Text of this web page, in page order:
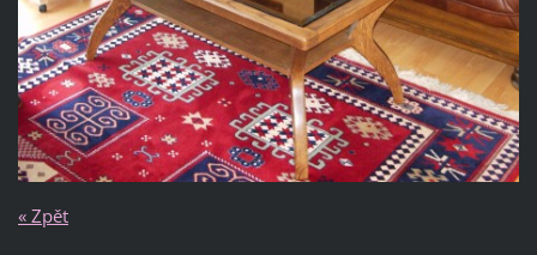
« Zpět